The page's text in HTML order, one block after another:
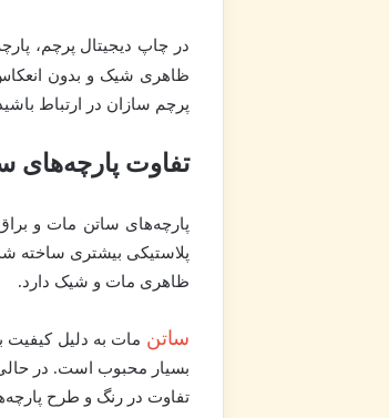
در چاپ دیجیتال پرچم،
ظاهری شیک و بدون
پرچم سازان در ارتباط
تفاوت پارچه‌های
پارچه‌های ساتن مات و
پلاستیکی بیشتری ساخته
ظاهری مات و شیک دارد.
ساتن مات به دلیل کیفیت
بسیار محبوب است. در
تفاوت در رنگ و طرح